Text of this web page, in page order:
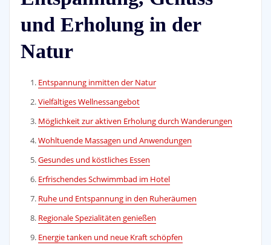
und Erholung in der
Natur
Entspannung inmitten der Natur
Vielfältiges Wellnessangebot
Möglichkeit zur aktiven Erholung durch Wanderungen
Wohltuende Massagen und Anwendungen
Gesundes und köstliches Essen
Erfrischendes Schwimmbad im Hotel
Ruhe und Entspannung in den Ruheräumen
Regionale Spezialitäten genießen
Energie tanken und neue Kraft schöpfen